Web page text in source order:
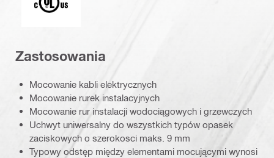
Zastosowania
Mocowanie kabli elektrycznych
Mocowanie rurek instalacyjnych
Mocowanie rur instalacji wodociągowych i grzewczych
Uchwyt uniwersalny do wszystkich typów opasek
zaciskowych o szerokosci maks. 9 mm
Typowy odstęp między elementami mocującymi wynosi